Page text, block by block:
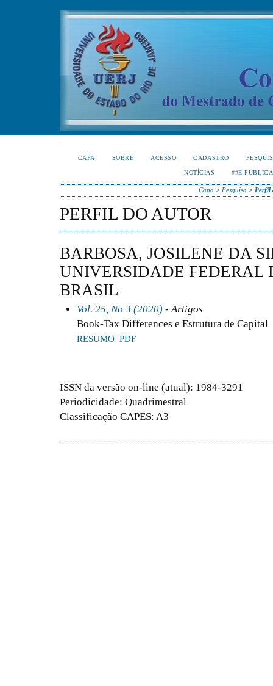
CAPA SOBRE ACESSO CADASTRO
NOTÍCIAS ##E-
Capa > Pesquisa > Perfil
PERFIL DO AUTOR
BARBOSA, JOSILENE DA
UNIVERSIDADE FEDERAL
BRASIL
Vol. 25, No 3 (2020) - Artigos
Book-Tax Differences e Estrutura de Capital
RESUMO PDF
ISSN da versão on-line (atual): 1984-3291
Periodicidade: Quadrimestral
Classificação CAPES: A3